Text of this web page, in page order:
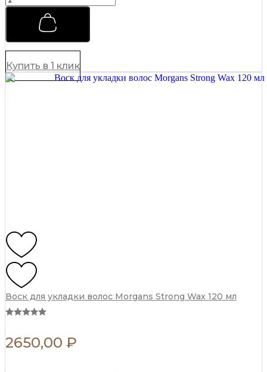
для
Morgans
75
мл
quantity
Купить в 1 клик
Воск для укладки волос Morgans Strong Wax 120 мл
2650,00 ₽